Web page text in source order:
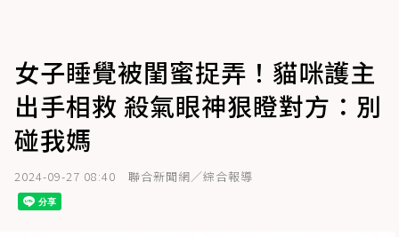
女子睡覺被閨蜜捉弄！貓咪護主
出手相救 殺氣眼神狠瞪對方：別
碰我媽
2024-09-27 08:40 聯合新聞網／綜合報導